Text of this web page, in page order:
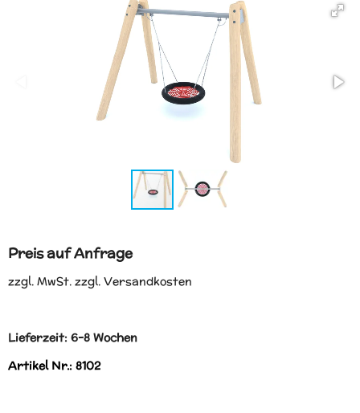
Preis auf Anfrage
zzgl. MwSt. zzgl. Versandkosten
Lieferzeit: 6-8 Wochen
Artikel Nr.: 8102